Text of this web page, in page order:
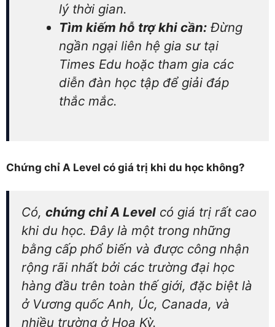
lý thời gian.
Tìm kiếm hỗ trợ khi cần: Đừng
ngần ngại liên hệ gia sư tại
Times Edu hoặc tham gia các
diễn đàn học tập để giải đáp
thắc mắc.
Chứng chỉ A Level có giá trị khi du học không?
Có, chứng chỉ A Level có giá trị rất cao
khi du học. Đây là một trong những
bằng cấp phổ biến và được công nhận
rộng rãi nhất bởi các trường đại học
hàng đầu trên toàn thế giới, đặc biệt là
ở Vương quốc Anh, Úc, Canada, và
nhiều trường ở Hoa Kỳ.